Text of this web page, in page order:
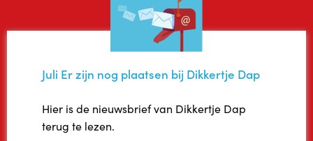
Juli Er zijn nog plaatsen bij Dikkertje Dap
Hier is de nieuwsbrief van Dikkertje Dap
terug te lezen.